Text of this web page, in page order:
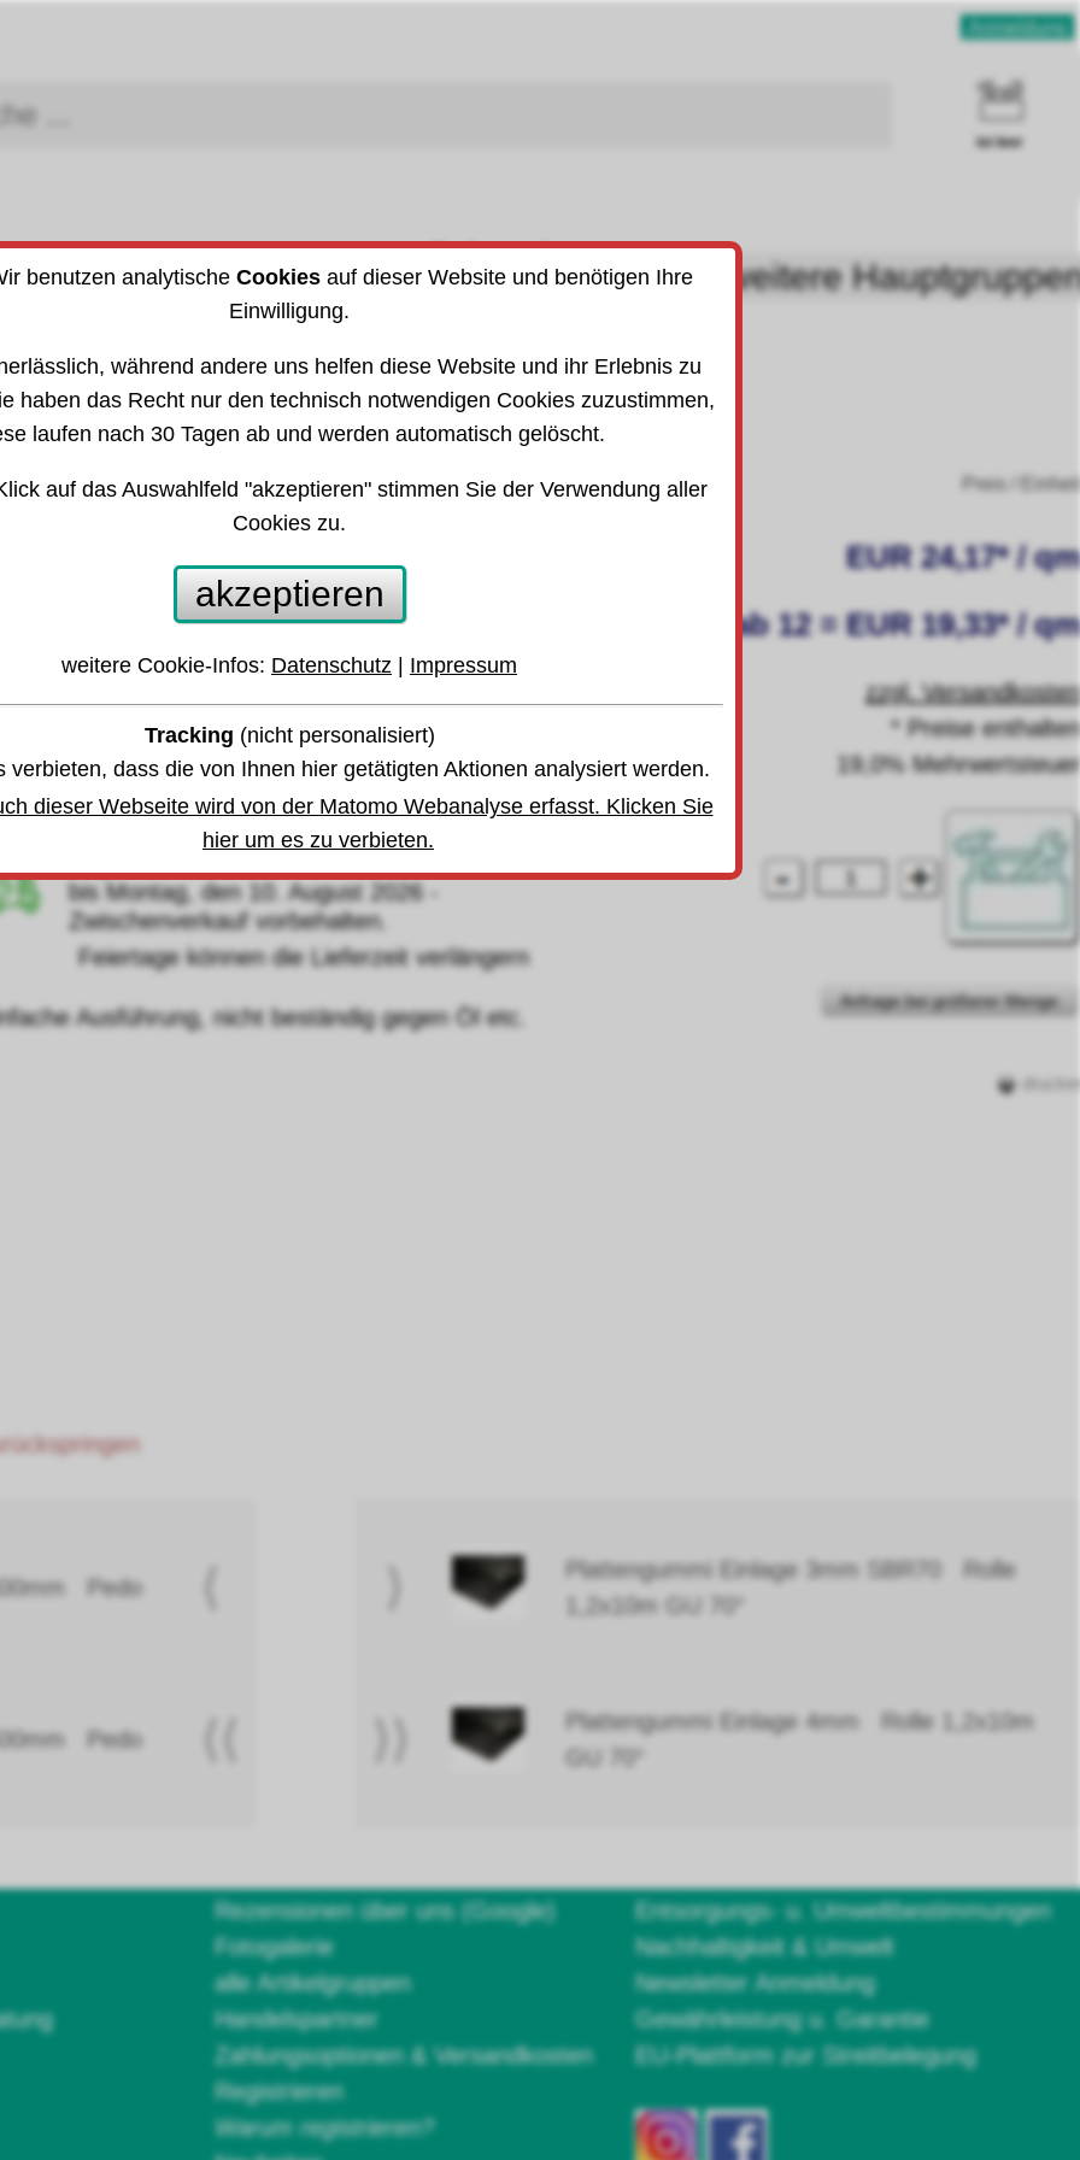
Anmeldung
ist leer
Arbeitsschutz
Schrauben
DIN (ISO)
weitere
2021»Dichtungen202114
Preis / Einheit
Einlage 2mm Rolle 1,2x10m GU
Größen oder Varianten springen:
u. Garantie
bis Montag, den 10. August 2026 -
Zwischenverkauf vorbehalten.
können die Lieferzeit verlängern
Ausführung, nicht beständig gegen Öl etc.
EUR 24,17* / qm
ab 12 = EUR 19,33* / qm
zzgl. Versandkosten
* Preise enthalten
19,0% Mehrwertsteuer
Anfrage bei größerer Menge
Pedo
Pedo
Plattengummi Einlage 3mm SBR70 Rolle
1,2x10m GU 70°
Plattengummi Einlage 4mm Rolle 1,2x10m
GU 70°
Rezensionen über uns (Google)
Fotogalerie
alle Artikelgruppen
Handelspartner
Zahlungsoptionen & Versandkosten
Registrieren
Warum registrieren?
Entsorgungs- u. Umweltbestimmungen
Nachhaltigkeit & Umwelt
Newsletter Anmeldung
Gewährleistung u. Garantie
EU-Plattform zur Streitbelegung
benutzen analytische Cookiesauf dieser Website und benötigen Ihre
Einwilligung.
während andere uns helfen diese Website und ihr Erlebnis zu
haben das Recht nur den technisch notwendigen Cookies zuzustimmen,
laufen nach 30 Tagen ab und werden automatisch gelöscht.
auf das Auswahlfeld "akzeptieren" stimmen Sie der Verwendung aller
Cookies zu.
akzeptieren
weitere Cookie-Infos: Datenschutz Impressum
Tracking (nicht personalisiert)
verbieten, dass die von Ihnen hier getätigten Aktionen analysiert werden.
dieser Webseite wird von der Matomo Webanalyse erfasst. Klicken Sie
hier um es zu verbieten.